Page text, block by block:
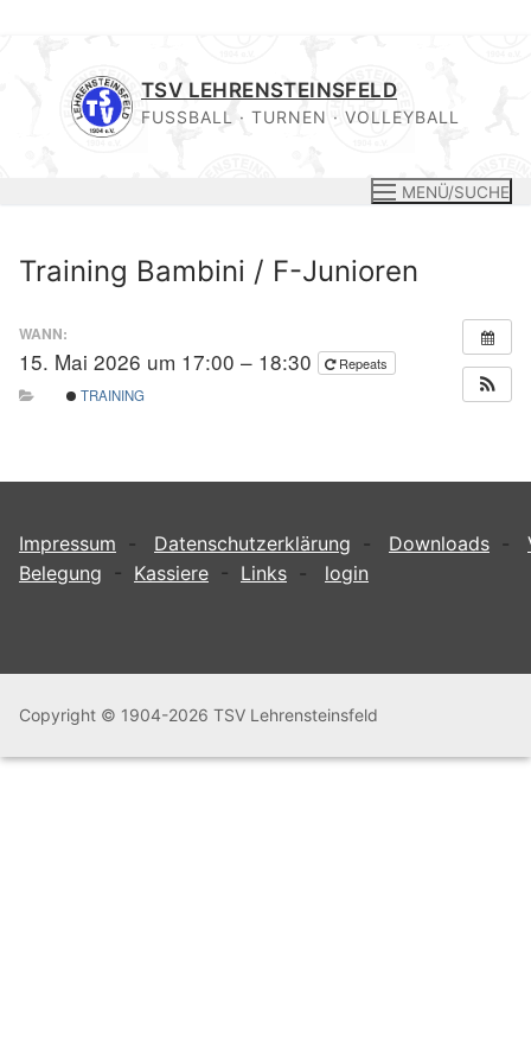
springen
TSV LEHRENSTEINSFELD
FUSSBALL · TURNEN · VOLLEYBALL
MENÜ/SUCHE
Training Bambini / F-Junioren
WANN:
15. Mai 2026 um 17:00 – 18:30
Repeats
TRAINING
Impressum - Datenschutzerklärung - Downloads -
Belegung - Kassiere - Links - login
Copyright © 1904-2026 TSV Lehrensteinsfeld